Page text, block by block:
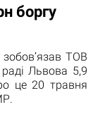
боргу
зобовʼязав ТОВ
раді Львова 5,9
це 20 травня